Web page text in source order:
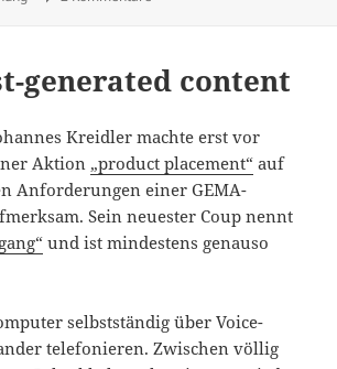
generated content
Kreidler machte erst vor
Aktion „product placement“ auf
Anforderungen einer GEMA-
Sein neuester Coup nennt
und ist mindestens genauso
selbstständig über Voice-
telefonieren. Zwischen völlig